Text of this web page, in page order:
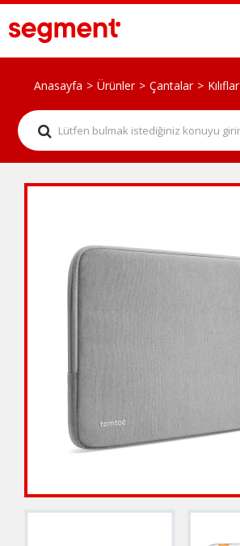
Anasayfa Ürünler Çantalar Kılıflar